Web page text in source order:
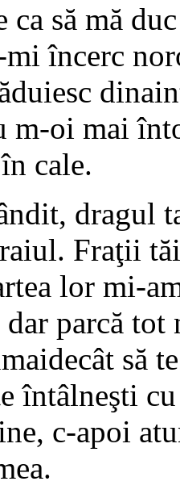
să mă
mi încerc
m-oi mai
cale.
dragul
Fraţii
lor mi-
parcă tot
să
întâlneşti
c-apoi